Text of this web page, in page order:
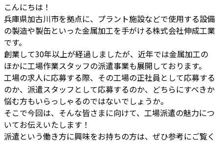
こんにちは！
兵庫県加古川市を拠点に、プラント施設などで使用する設備
の製造や製缶といった金属加工を手がける株式会社伸成工業
です。
創業して30年以上が経過しましたが、近年では金属加工の
ほかに工場作業スタッフの派遣事業も展開しております。
工場の求人に応募する際、その工場の正社員として応募する
のか、派遣スタッフとして応募するのか、どちらにすべきか
悩む方もいらっしゃるのではないでしょうか。
そこで今回は、そんな皆さまに向けて、工場派遣の魅力につ
いてお伝えいたします！
派遣という働き方に興味をお持ちの方は、ぜひ参考にご覧く